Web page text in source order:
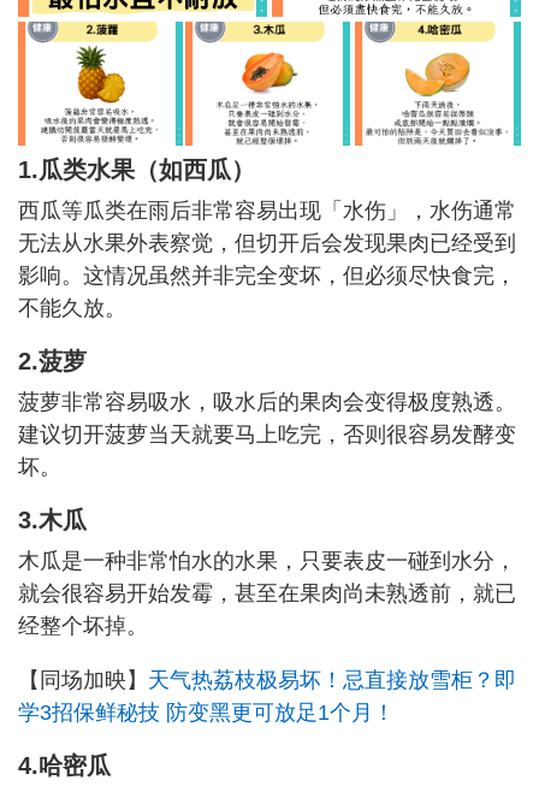
1.瓜类水果（如西瓜）
西瓜等瓜类在雨后非常容易出现「水伤」，水伤通常
无法从水果外表察觉，但切开后会发现果肉已经受到
影响。这情况虽然并非完全变坏，但必须尽快食完，
不能久放。
2.菠萝
菠萝非常容易吸水，吸水后的果肉会变得极度熟透。
建议切开菠萝当天就要马上吃完，否则很容易发酵变
坏。
3.木瓜
木瓜是一种非常怕水的水果，只要表皮一碰到水分，
就会很容易开始发霉，甚至在果肉尚未熟透前，就已
经整个坏掉。
【同场加映】 天气热荔枝极易坏！忌直接放雪柜？即
学3招保鲜秘技 防变黑更可放足1个月！
4.哈密瓜